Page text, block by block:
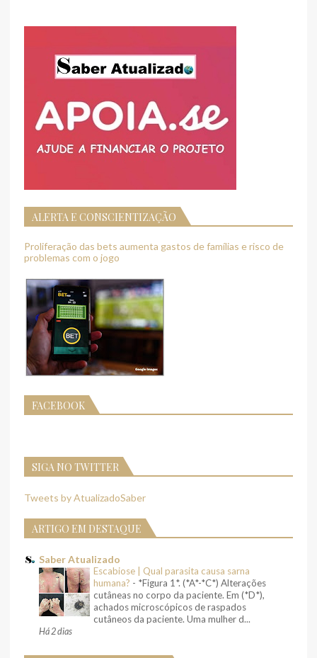
ALERTA E CONSCIENTIZAÇÃO
Proliferação das bets aumenta gastos de famílias e risco de
problemas com o jogo
FACEBOOK
SIGA NO TWITTER
Tweets by AtualizadoSaber
ARTIGO EM DESTAQUE
Saber Atualizado
Escabiose | Qual parasita causa sarna
humana? - *Figura 1*. (*A*-*C*) Alterações
cutâneas no corpo da paciente. Em (*D*),
achados microscópicos de raspados
cutâneos da paciente. Uma mulher d...
Há 2 dias